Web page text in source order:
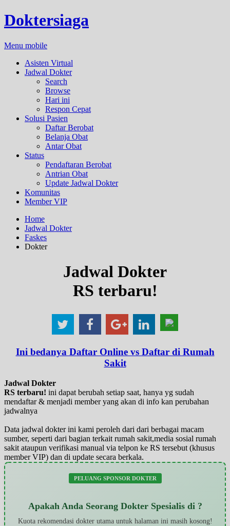
Doktersiaga
Menu mobile
Asisten Virtual
Jadwal Dokter
Search
Browse
Hari ini
Respon Cepat
Solusi Pasien
Daftar Berobat
Belanja Obat
Antar Obat
Status
Pendaftaran Berobat
Antrian Obat
Update Jadwal Dokter
Komunitas
Member VIP
Home
Jadwal Dokter
Faskes
Dokter
Jadwal Dokter
RS terbaru!
Ini bedanya Daftar Online vs Daftar di Rumah
Sakit
Jadwal Dokter
RS terbaru! ini dapat berubah setiap saat, hanya yg sudah
mendaftar & menjadi member yang akan di info kan perubahan
jadwalnya
Data jadwal dokter ini kami peroleh dari dari berbagai macam
sumber, seperti dari bagian terkait rumah sakit,media sosial rumah
sakit ataupun verifikasi manual via telpon ke RS tersebut (khusus
member VIP) dan di update secara berkala.
PELUANG SPONSOR DOKTER
Apakah Anda Seorang Dokter Spesialis di ?
Kuota rekomendasi dokter utama untuk halaman ini masih kosong!